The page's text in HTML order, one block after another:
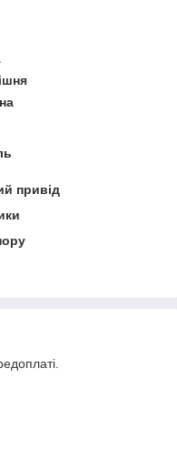
привід